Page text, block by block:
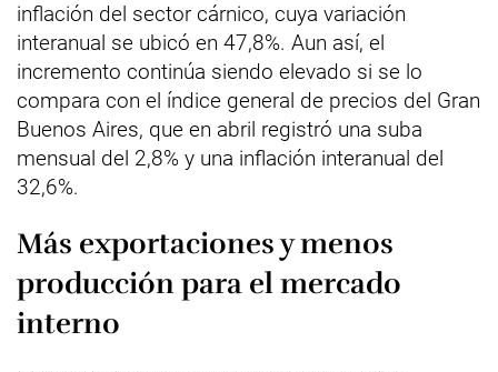
inflación del sector cárnico, cuya variación
interanual se ubicó en 47,8%. Aun así, el
incremento continúa siendo elevado si se lo
compara con el índice general de precios del Gran
Buenos Aires, que en abril registró una suba
mensual del 2,8% y una inflación interanual del
32,6%.
Más exportaciones y menos
producción para el mercado
interno